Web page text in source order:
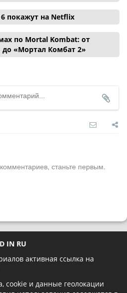
покажут на Netflix
по Mortal Kombat: от
«Мортал Комбат 2»
станьте первым.
IN RU
активная ссылка на
cookie и данные геолокации